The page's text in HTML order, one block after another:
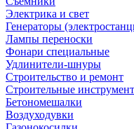
Электрика и свет
Генераторы
Лампы переноски
Фонари специальные
Удлинители-шнуры
Строительство и ремонт
Строительные
Бетономешалки
Воздуходувки